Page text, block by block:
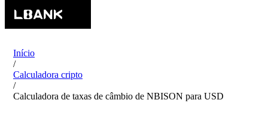
Início
/
Calculadora cripto
/
Calculadora de taxas de câmbio de NBISON para USD